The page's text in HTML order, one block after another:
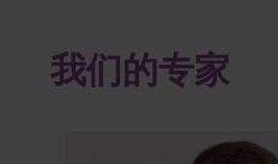
我们的专家